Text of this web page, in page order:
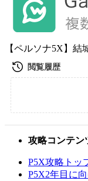
【ペルソナ5X】結
攻略コンテン
P5X攻略トッ
P5X2年目に